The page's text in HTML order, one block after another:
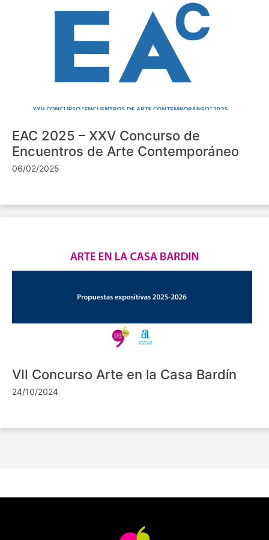
EAC 2025 – XXV Concurso de
Encuentros de Arte Contemporáneo
06/02/2025
VII Concurso Arte en la Casa Bardín
24/10/2024